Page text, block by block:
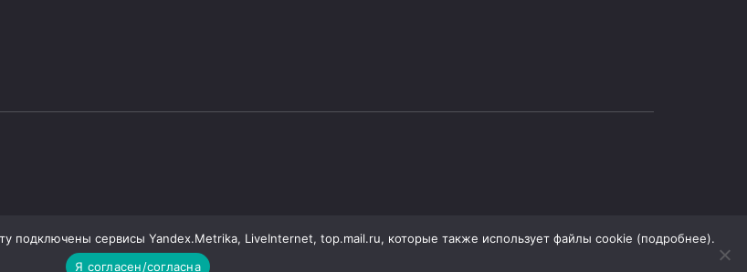
подключены сервисы Yandex.Metrika, LiveInternet, top.mail.ru, которые также использует файлы cookie (подробнее).
Я согласен/согласна